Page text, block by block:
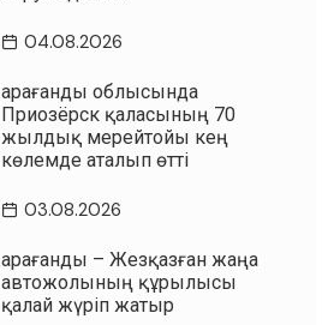
04.08.2026
Қарағанды облысында
Приозёрск қаласының 70
жылдық мерейтойы кең
көлемде аталып өтті
03.08.2026
Қарағанды – Жезқазған жаңа
автожолының құрылысы
қалай жүріп жатыр